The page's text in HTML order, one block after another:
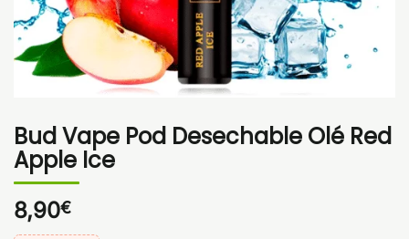
Bud Vape Pod Desechable Olé Red
Apple Ice
8,90€